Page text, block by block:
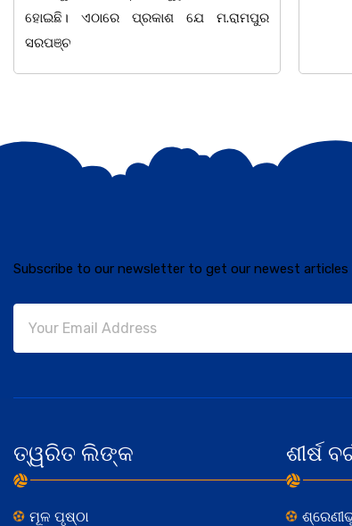
Subscribe to our newsletter to get our newest
ତ୍ୱରିତ ଲିଙ୍କ
ମୂଳ ପୃଷ୍ଠା
ଶୀର୍ଷ